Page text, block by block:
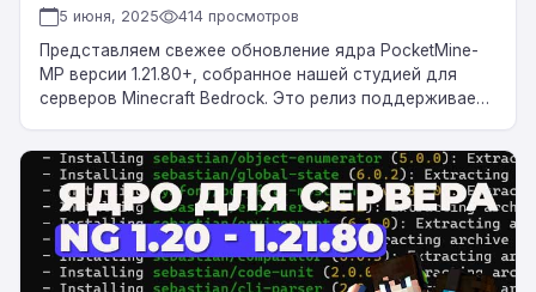
5 июня, 2025 414 просмотров
Представляем свежее обновление ядра PocketMine-
MP версии 1.21.80+, собранное нашей студией для
серверов Minecraft Bedrock. Это релиз поддерживает
Ядро
NetherGames
1.20
1.21.80+